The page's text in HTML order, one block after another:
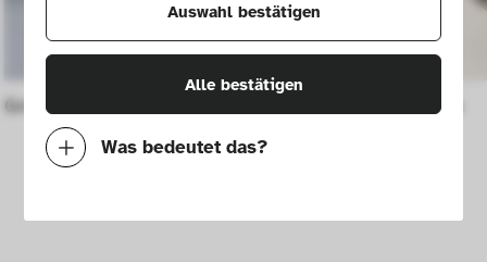
Auswahl bestätigen
Alle bestätigen
Was bedeutet das?
Mit diesen Cookies können wir durch
Großes Gefäß Gefäßform